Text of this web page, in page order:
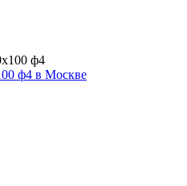
ф4 в Москве